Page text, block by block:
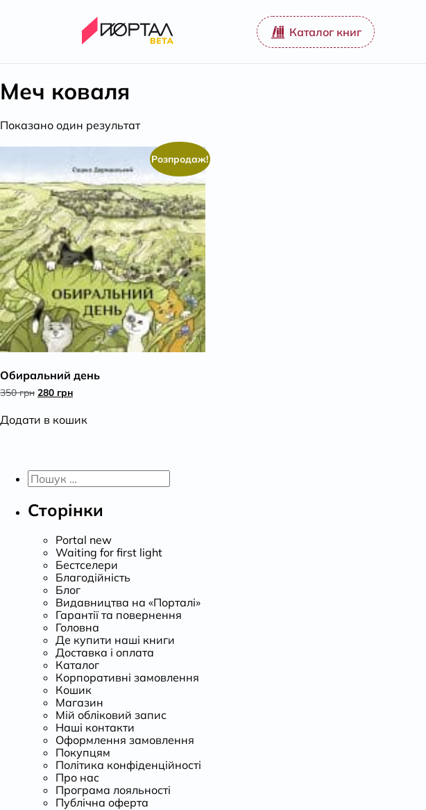
Каталог книг
Меч коваля
Показано один результат
Розпродаж!
Обиральний день
350грн Оригінальна
280 грнПоточна
Додати в кошик
Пошук:
Сторінки
Portal new
Waiting for first light
Бестселери
Благодійність
Блог
Видавництва на «Порталі»
Гарантії та повернення
Головна
Де купити наші книги
Доставка і оплата
Каталог
Корпоративні замовлення
Кошик
Магазин
Мій обліковий запис
Наші контакти
Оформлення замовлення
Покупцям
Політика конфіденційності
Про нас
Програма лояльності
Публічна оферта